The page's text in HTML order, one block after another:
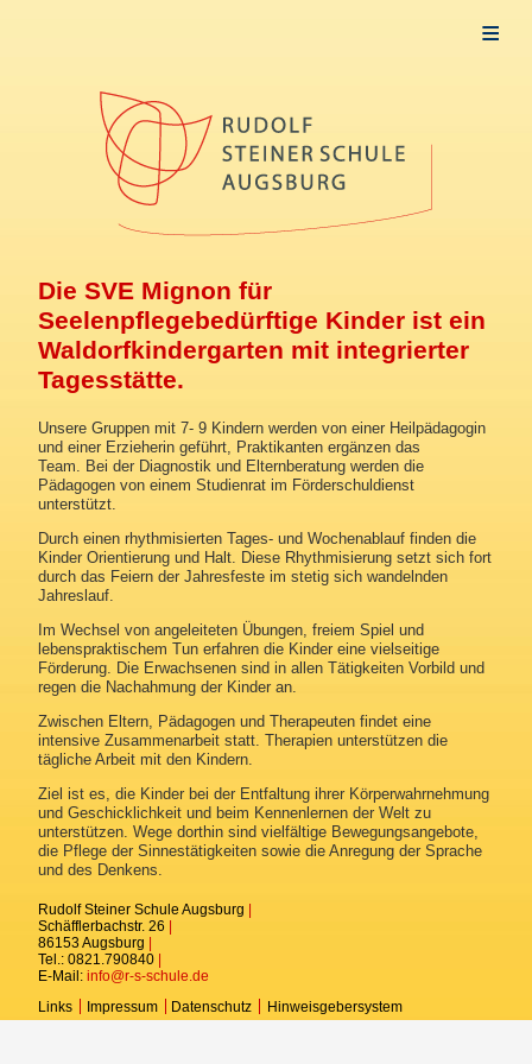
Frühförderung
Schulvorbereitende Einrichtung
Grund- und Mittelschulstufe
Berufsschulstufe
Fachdienst
Schülermitverantwortung SMV
Eltern-Mitarbeiter-Rat
Ernährung
Ferienbetreuung
Die SVE Mignon für
Seelenpflegebedürftige Kinder ist ein
Waldorfkindergarten mit integrierter
Tagesstätte.
Unsere Gruppen mit 7- 9 Kindern werden von einer Heilpädagogin
und einer Erzieherin geführt, Praktikanten ergänzen das
Team. Bei der Diagnostik und Elternberatung werden die
Pädagogen von einem Studienrat im Förderschuldienst
unterstützt.
Durch einen rhythmisierten Tages- und Wochenablauf finden die
Kinder Orientierung und Halt. Diese Rhythmisierung setzt sich fort
durch das Feiern der Jahresfeste im stetig sich wandelnden
Jahreslauf.
Im Wechsel von angeleiteten Übungen, freiem Spiel und
lebenspraktischem Tun erfahren die Kinder eine vielseitige
Förderung. Die Erwachsenen sind in allen Tätigkeiten Vorbild und
regen die Nachahmung der Kinder an.
Zwischen Eltern, Pädagogen und Therapeuten findet eine
intensive Zusammenarbeit statt. Therapien unterstützen die
tägliche Arbeit mit den Kindern.
Ziel ist es, die Kinder bei der Entfaltung ihrer Körperwahrnehmung
und Geschicklichkeit und beim Kennenlernen der Welt zu
unterstützen. Wege dorthin sind vielfältige Bewegungsangebote,
die Pflege der Sinnestätigkeiten sowie die Anregung der Sprache
und des Denkens.
Rudolf Steiner Schule Augsburg
Schäfflerbachstr. 26
86153 Augsburg
Tel.: 0821.790840
E-Mail: info@r-s-schule.de
Links
Impressum Datenschutz Hinweisgebersystem